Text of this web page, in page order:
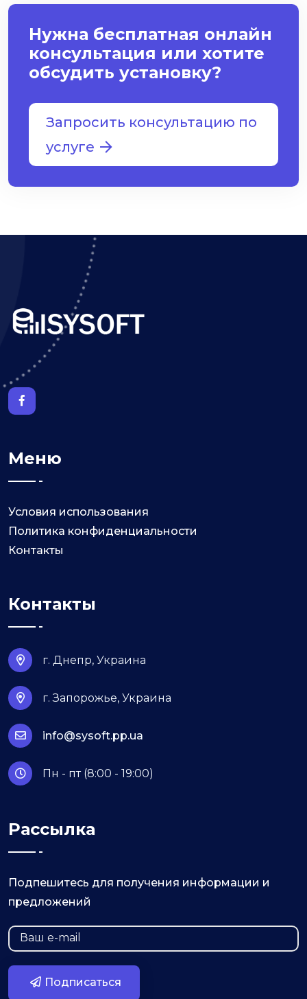
Нужна бесплатная онлайн
консультация или хотите
обсудить установку?
Запросить консультацию по
услуге
Меню
Условия использования
Политика конфиденциальности
Контакты
Контакты
г. Днепр, Украина
г. Запорожье, Украина
info@sysoft.pp.ua
Пн - пт (8:00 - 19:00)
Рассылка
Подпешитесь для получения информации и
предложений
Подписаться